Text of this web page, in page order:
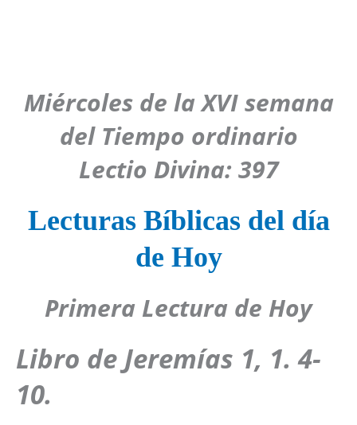
Miércoles de la XVI semana
del Tiempo ordinario
Lectio Divina: 397
Lecturas Bíblicas del día
de Hoy
Primera Lectura de Hoy
Libro de Jeremías 1, 1. 4-
10.